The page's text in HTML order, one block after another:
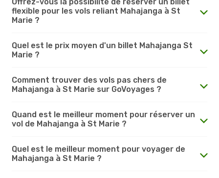
flexible pour les vols reliant Mahajanga à St
Marie ?
Quel est le prix moyen d'un billet Mahajanga St
Marie ?
Comment trouver des vols pas chers de
Mahajanga à St Marie sur GoVoyages ?
Quand est le meilleur moment pour réserver un
vol de Mahajanga à St Marie ?
Quel est le meilleur moment pour voyager de
Mahajanga à St Marie ?